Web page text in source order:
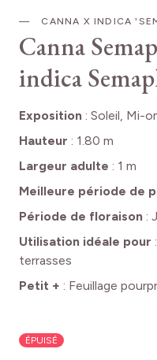
CANNA X INDICA
Canna
indica
Exposition : Soleil, Mi-
Hauteur : 1.80 m
Largeur adulte : 1 m
Meilleure période de
Période de floraison :
Utilisation idéale pour :
terrasses
Petit + : Feuillage
ÉPUISÉ